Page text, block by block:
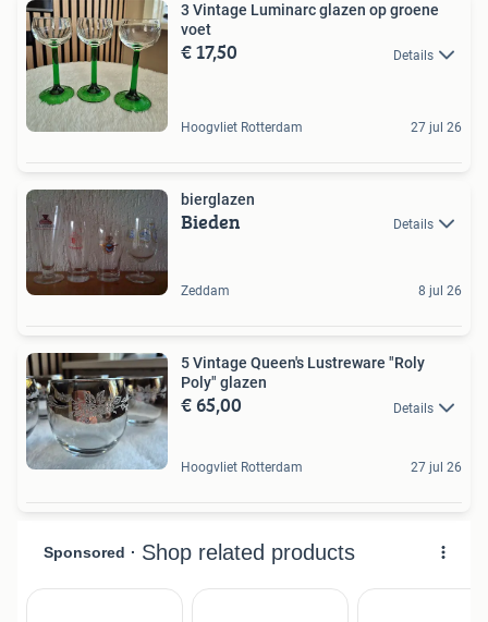
3 Vintage Luminarc glazen op groene
voet
€ 17,50 Details
Hoogvliet Rotterdam 27 jul 26
bierglazen
Bieden Details
Zeddam 8 jul 26
5 Vintage Queen's Lustreware "Roly
Poly" glazen
€ 65,00 Details
Hoogvliet Rotterdam 27 jul 26